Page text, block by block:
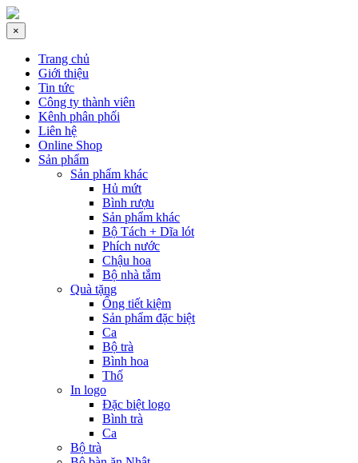
×
Trang chủ
Giới thiệu
Tin tức
Công ty thành viên
Kênh phân phối
Liên hệ
Online Shop
Sản phẩm
Sản phẩm khác
Hủ mứt
Bình rượu
Sản phẩm khác
Bộ Tách + Dĩa lót
Phích nước
Chậu hoa
Bộ nhà tắm
Quà tặng
Ống tiết kiệm
Sản phẩm đặc biệt
Ca
Bộ trà
Bình hoa
Thố
In logo
Đặc biệt logo
Bình trà
Ca
Bộ trà